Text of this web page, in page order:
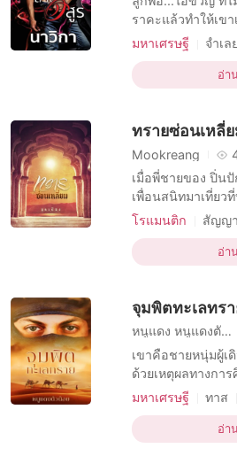
ราคะแล้วทำให้เข
หลายหมู่บ้านดังใน
ยาย...ศรีนวลผู้ดีจ
ทุบตีเขาถึงตาย แล
...ชีวิตบัดซบฉิบหา
มหาเศรษฐี จำเล
โรแมนติก
ทา
การอยู่กินด้วยกั
อ่า
ทรายซ่อนเหลี่
Mookreang
เมื่อพี่ชายของ ปิ่น
เพื่อนสนิทมาเที่ยว
จึงเริ่มขึ้น เชคอินย
แหวนวงนี้แล้วเดิน
เหตุการณ์กลับพลิ
บุคคลลึกล
โรแมนติก สัญญ
บทบาทที่มีเสน่ห์
บทบาทที่มีเสน่ห์
บังคับการใช้ชีวิ
อ่า
จุมพิตทะเลทร
หนูแดง หนูแดงตัวน้อย
เขาคือชายหนุ่มผู้เ
ด้วยเหตุผลทางกา
ทะเลทรายที่ทางการ
ชะตาทำให้ทั้งสอง
ประกัน’ และ ‘หัวหน้า
หนุ่มนักศึกษาเอกโ
มหาเศรษฐี ทาส
บทบาทที่เป็นชา
บทบาทที่มีเสน่ห์
อ่า